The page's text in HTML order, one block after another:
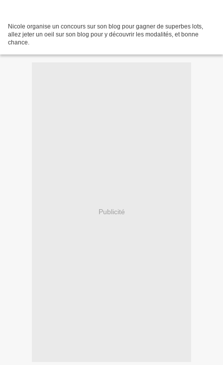
Nicole organise un concours sur son blog pour gagner de superbes lots,
allez jeter un oeil sur son blog pour y découvrir les modalités, et bonne
chance.
Publicité